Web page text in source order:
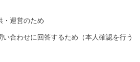
・運営のため
合わせに回答するため（本人確認を行う